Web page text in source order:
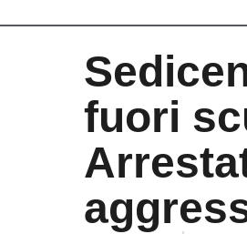
fuori